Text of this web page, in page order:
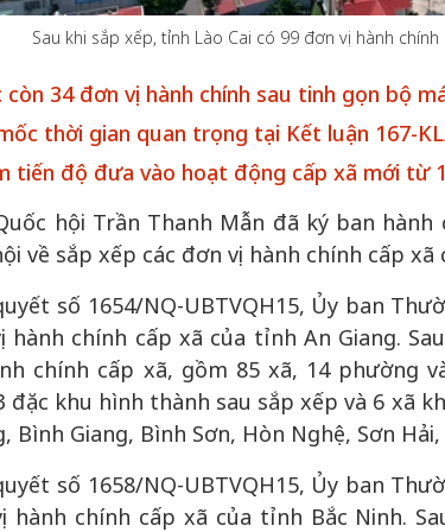
Sau khi sắp xếp, tỉnh Lào Cai có 99 đơn vị hành chính
còn 34 đơn vị hành chính sau tinh gọn bộ
thời gian quan trọng tại Kết luận 167-
tiến độ đưa vào hoạt động cấp xã mới từ
hội Trần Thanh Mẫn đã ký ban
về sắp xếp các đơn vị hành chính cấp
số 1654/NQ-UBTVQH15, Ủy ban
hành chính cấp xã của tỉnh An Giang.
chính cấp xã, gồm 85 xã, 14 phường
đặc khu hình thành sau sắp xếp và 6 xã
Bình Giang, Bình Sơn, Hòn Nghệ, Sơn Hải,
số 1658/NQ-UBTVQH15, Ủy ban
hành chính cấp xã của tỉnh Bắc Ninh.
bước vào
phát triển
đô qua
số hóa
50 năm Việt Nam gia
nguồn nội lực văn hóa,
định hình vị thế kiến
tạo | Kỳ 4: Sáng kiến
làm nên diện mạo mới